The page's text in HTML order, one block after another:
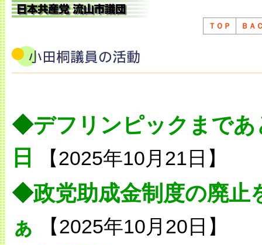
ＴＯＰ ＢＡ
◆デフリンピックまで
日
【2025年10月21日】
◆政党助成金制度の廃
ぁ
【2025年10月20日】